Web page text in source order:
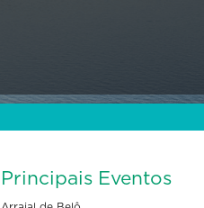
Principais Eventos